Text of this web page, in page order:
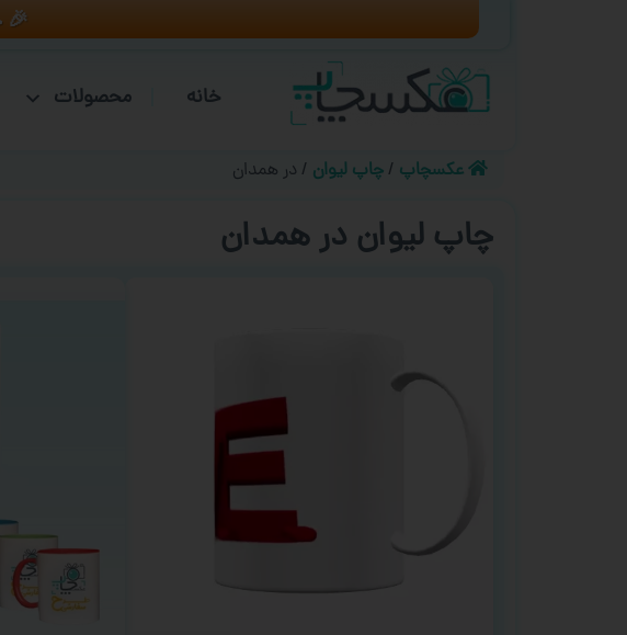
🎉
خانه محصولات
عکسچاپ چاپ لیوان در همدان
چاپ لیوان در همدان